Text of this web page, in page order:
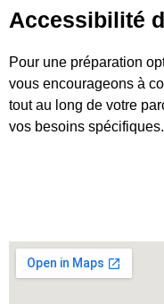
Accessibilité
Pour une préparation
vous encourageons à
tout au long de votre
vos besoins spécifiques.